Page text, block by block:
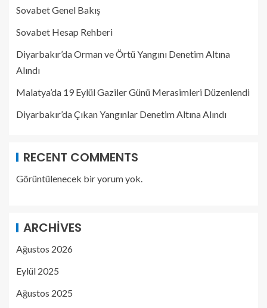
Sovabet Genel Bakış
Sovabet Hesap Rehberi
Diyarbakır’da Orman ve Örtü Yangını Denetim Altına
Alındı
Malatya’da 19 Eylül Gaziler Günü Merasimleri Düzenlendi
Diyarbakır’da Çıkan Yangınlar Denetim Altına Alındı
RECENT COMMENTS
Görüntülenecek bir yorum yok.
ARCHIVES
Ağustos 2026
Eylül 2025
Ağustos 2025